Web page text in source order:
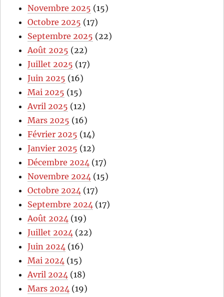
Novembre 2025 (15)
Octobre 2025 (17)
Septembre 2025 (22)
Août 2025 (22)
Juillet 2025 (17)
Juin 2025 (16)
Mai 2025 (15)
Avril 2025 (12)
Mars 2025 (16)
Février 2025 (14)
Janvier 2025 (12)
Décembre 2024 (17)
Novembre 2024 (15)
Octobre 2024 (17)
Septembre 2024 (17)
Août 2024 (19)
Juillet 2024 (22)
Juin 2024 (16)
Mai 2024 (15)
Avril 2024 (18)
Mars 2024 (19)